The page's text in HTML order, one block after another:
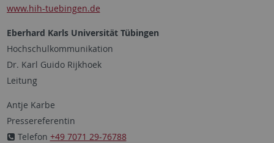
www.hih-tuebingen.de
Eberhard Karls Universität Tübingen
Hochschulkommunikation
Dr. Karl Guido Rijkhoek
Leitung
Antje Karbe
Pressereferentin
Telefon +49 7071 29-76788